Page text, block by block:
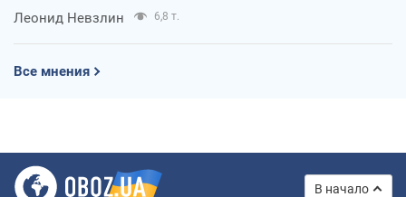
Леонид Невзлин 6,8 т.
Все мнения
В начало